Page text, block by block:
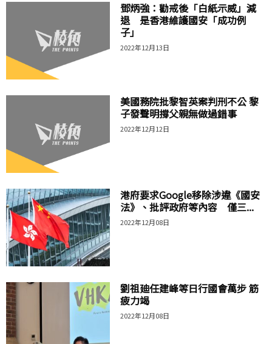
鄧炳強：勸戒後「白紙示威」減
退 是香港維護國安「成功例
子」
2022年12月13日
美國務院批黎智英案判刑不公 黎
子發聲明撐父親無做過錯事
2022年12月12日
港府要求Google移除涉違《國安
法》、批評政府等內容 僅三...
2022年12月08日
劉祖廸任建峰等日行國會萬步 筋
疲力竭
2022年12月08日